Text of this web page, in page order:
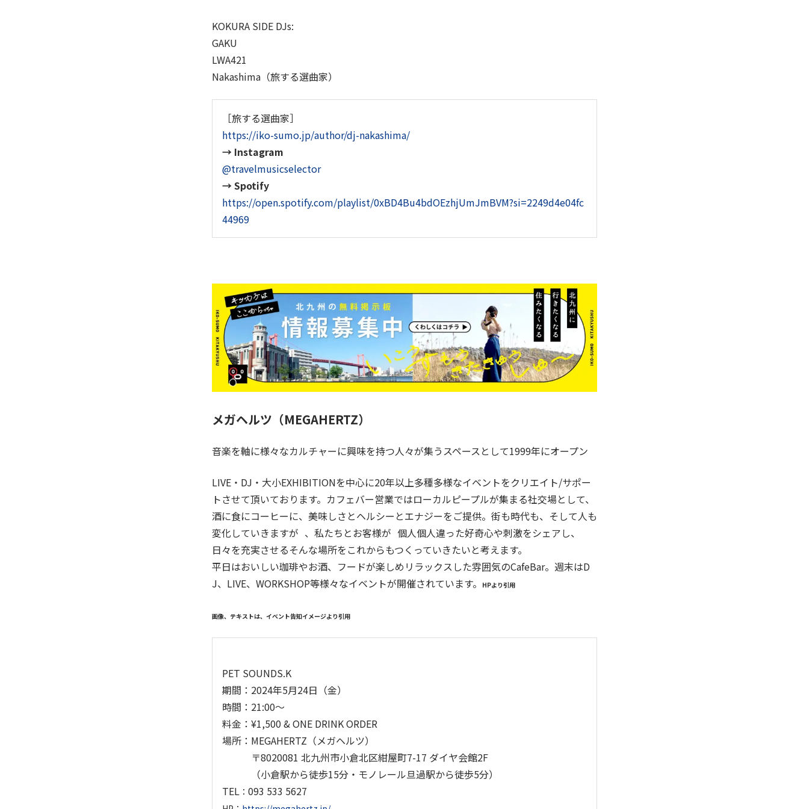
KOKURA SIDE DJs:
GAKU
LWA421
Nakashima（旅する選曲家）
［旅する選曲家］
https://iko-sumo.jp/author/dj-nakashima/
→ Instagram
@travelmusicselector
→ Spotify
https://open.spotify.com/playlist/0xBD4Bu4bdOEzhjUmJmBVM?si=2249d4e04fc
44969
メガヘルツ （MEGAHERTZ）
音楽を軸に様々なカルチャーに興味を持つ人々が集うスペースとして1999年にオープン
LIVE・DJ・大小EXHIBITIONを中心に20年以上多種多様なイベントをクリエイト/サポー
トさせて頂いております。 カフェバー営業ではローカルピープルが集まる社交場として、
酒に食にコーヒーに、 美味しさとヘルシーとエナジーをご提供。 街も時代も、そして人も
変化していきますが 、 私たちとお客様が 個人個人違った好奇心や刺激をシェアし、
日々を充実させるそんな場所をこれからもつくっていきたいと考えます。
平日はおいしい珈琲やお酒、フードが楽しめリラックスした雰囲気のCafeBar。週末はD
J、LIVE、WORKSHOP等様々なイベントが開催されています。
HPより引用
画像、テキストは、イベント告知イメージより引用
PET SOUNDS.K
期間： 2024年5月24日（金）
時間：21:00～
料金：¥1,500 & ONE DRINK ORDER
場所：MEGAHERTZ（メガヘルツ）
〒8020081 北九州市小倉北区紺屋町7-17 ダイヤ会館2F
（小倉駅から徒歩15分・モノレール旦過駅から徒歩5分）
TEL ： 093 533 5627